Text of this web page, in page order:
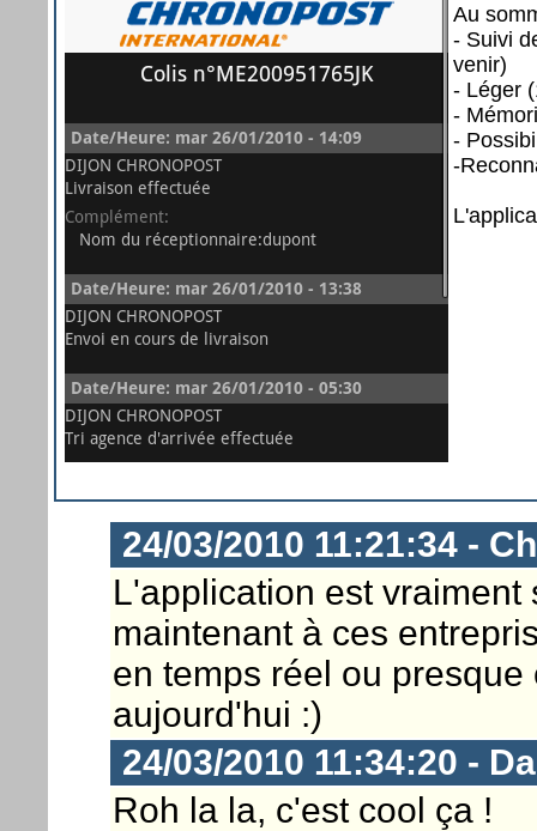
Au
- Suivi
venir)
- Léger
-
-
-
24/03/2010 11:21:34 -
L'application est
maintenant à ces
en temps réel ou
aujourd'hui :)
24/03/2010 11:34:20 -
Roh la la, c'est cool ça !